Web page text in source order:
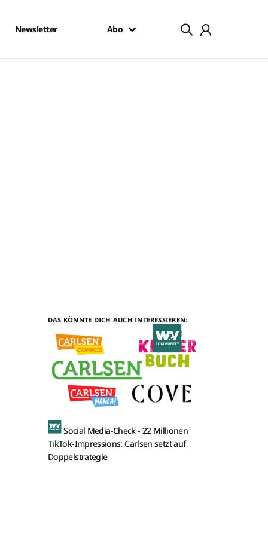
Newsletter Abo
DAS KÖNNTE DICH AUCH INTERESSIEREN:
Social Media-Check - 22 Millionen
TikTok-Impressions: Carlsen setzt auf
Doppelstrategie